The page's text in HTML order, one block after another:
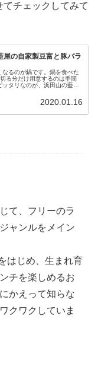
チェックしてみて
屋の自家製豆富と豚バラ
るのが鍋です。鍋を食べた
る分だけ用意するのは手間
タリなのが、浜田山の藍屋
2020.01.16
て、フリーのラ
ャンルをメイン
はじめ、生まれ育
チを楽しめるお
かえって知らな
クワクしていま